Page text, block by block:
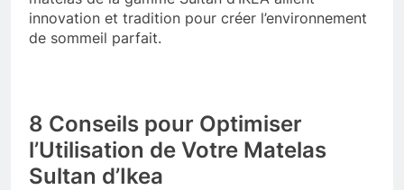
innovation et tradition pour créer l’environnement
de sommeil parfait.
8 Conseils pour Optimiser
l’Utilisation de Votre Matelas
Sultan d’Ikea